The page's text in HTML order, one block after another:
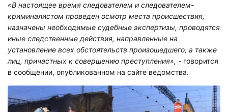
«В настоящее время следователем и следователем-
криминалистом проведен осмотр места происшествия,
назначены необходимые судебные экспертизы, проводятся
иные следственные действия, направленные на
установление всех обстоятельств произошедшего, а также
лиц, причастных к совершению преступления», - говорится
в сообщении, опубликованном на сайте ведомства.